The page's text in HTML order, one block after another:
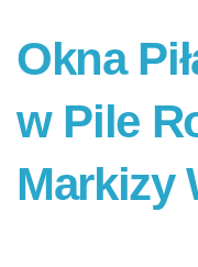
Okna
w Pile
Markizy